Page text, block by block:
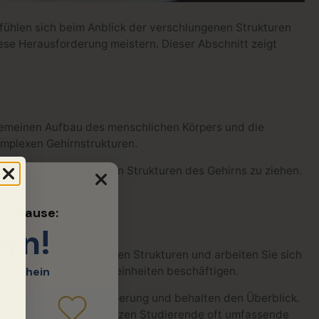
sich beim Anblick der verschlungenen Strukturen
Herausforderung meistern. Dieser Abschnitt zeigt
Aufbau des menschlichen Körpers und die
Gehirnstrukturen.
Strukturen und den Strukturen des Gehirns zu ziehen.
mit den großen Strukturen und arbeiten Sie sich
Sie sich mit den Feinheiten beschäftigen.
Sie Überforderung und behalten den Überblick.
In Deutschland nutzen Studierende oft umfassende